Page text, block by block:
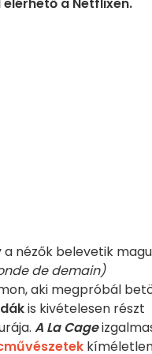
a nézők belevetik
de demain)
aki megpróbál
is kivételesen részt
A La Cage